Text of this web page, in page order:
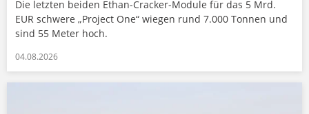
Die letzten beiden Ethan-Cracker-Module für das 5 Mrd.
EUR schwere „Project One“ wiegen rund 7.000 Tonnen und
sind 55 Meter hoch.
04.08.2026